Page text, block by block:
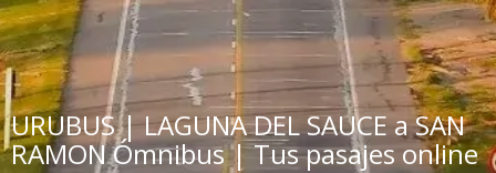
URUBUS | LAGUNA DEL SAUCE a SAN
RAMON Ómnibus | Tus pasajes online